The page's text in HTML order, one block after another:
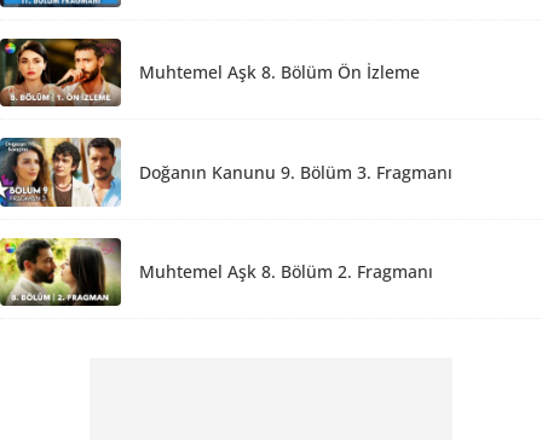
Muhtemel Aşk 8. Bölüm Ön İzleme
Doğanın Kanunu 9. Bölüm 3. Fragmanı
Muhtemel Aşk 8. Bölüm 2. Fragmanı